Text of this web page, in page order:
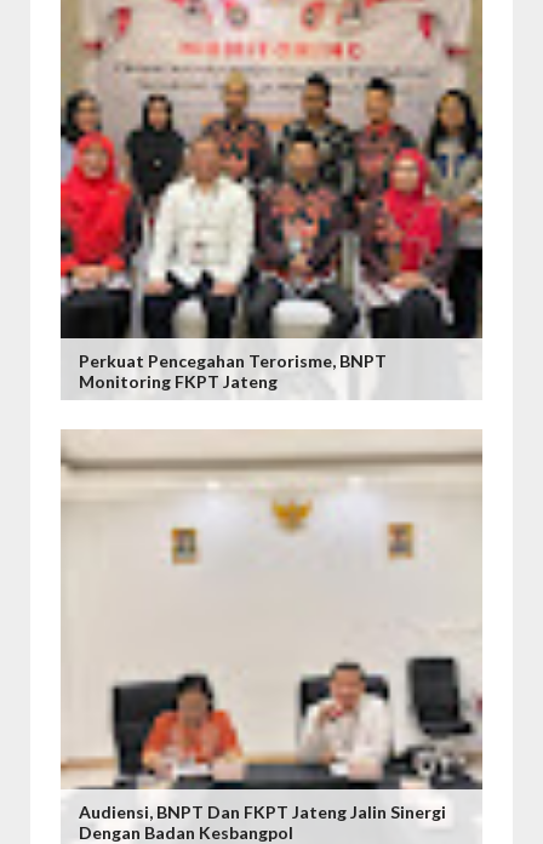
Perkuat Pencegahan Terorisme, BNPT
Monitoring FKPT Jateng
Audiensi, BNPT Dan FKPT Jateng Jalin Sinergi
Dengan Badan Kesbangpol